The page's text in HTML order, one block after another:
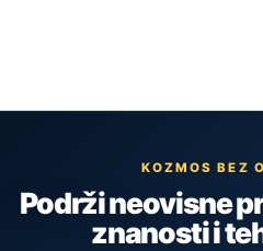
KOZMOS BEZ
Podrži neovisne
znanosti i